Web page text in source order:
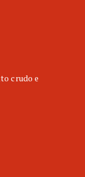
crudo e